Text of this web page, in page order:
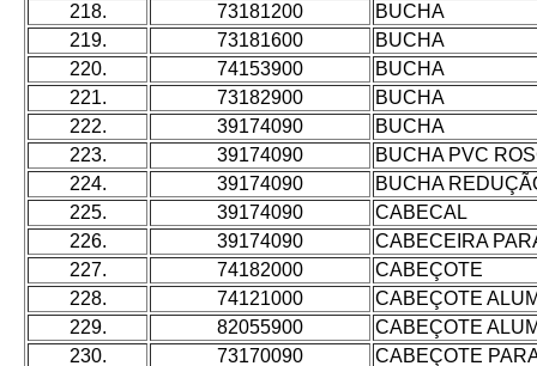
218.
73181200
BUCHA
219.
73181600
BUCHA
220.
74153900
BUCHA
221.
73182900
BUCHA
222.
39174090
BUCHA
223.
39174090
BUCHA PVC
224.
39174090
BUCHA
225.
39174090
CABECAL
226.
39174090
CABECEIRA
227.
74182000
CABEÇOTE
228.
74121000
CABEÇOTE
229.
82055900
CABEÇOTE
230.
73170090 CABEÇOTE